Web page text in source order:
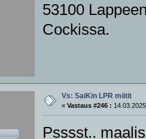
53100
Cockissa.
Vs: SaiKin LPR miitit
« Vastaus #246 :
Psssst..